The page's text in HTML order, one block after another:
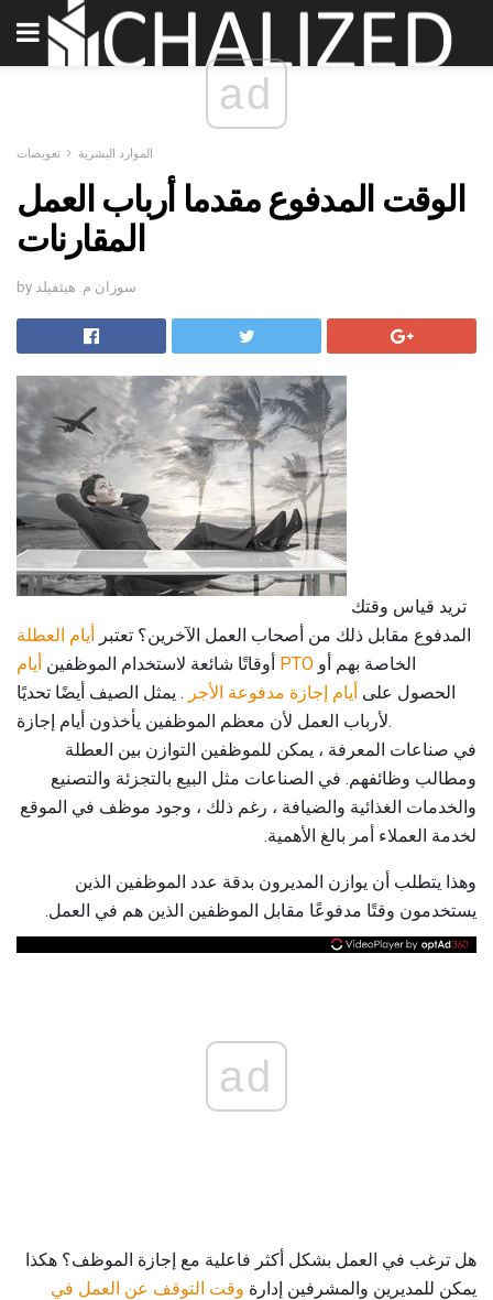
ad
الموارد البشرية تعويضات
الوقت المدفوع مقدما أرباب العمل
المقارنات
by سوزان م. هيثفيلد
المدفوع مقابل ذلك من أصحاب العمل الآخرين؟ تعتبر أيام العطلة
أوقاتًا شائعة لاستخدام الموظفين أيام PTO
الحصول على أيام إجازة مدفوعة الأجر . يمثل الصيف أيضًا تحديًا
لأرباب العمل لأن معظم الموظفين يأخذون أيام إجازة.
في صناعات المعرفة ، يمكن للموظفين التوازن بين العطلة
ومطالب وظائفهم. في الصناعات مثل البيع بالتجزئة والتصنيع
والخدمات الغذائية والضيافة ، رغم ذلك ، وجود موظف في الموقع
لخدمة العملاء أمر بالغ الأهمية.
وهذا يتطلب أن يوازن المديرون بدقة عدد الموظفين الذين
يستخدمون وقتًا مدفوعًا مقابل الموظفين الذين هم في العمل.
ad
هل ترغب في العمل بشكل أكثر فاعلية مع إجازة الموظف؟ هكذا
يمكن للمديرين والمشرفين إدارة وقت التوقف عن العمل في